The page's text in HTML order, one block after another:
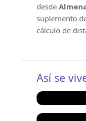
desde
suplemento
cálculo de
Así se